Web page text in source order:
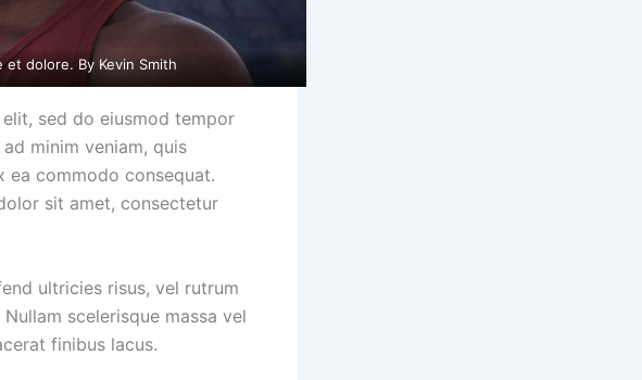
et dolore. By Kevin Smith
sed do eiusmod tempor
minim veniam, quis
ea commodo consequat.
sit amet, consectetur
ultricies risus, vel rutrum
scelerisque massa vel
finibus lacus.